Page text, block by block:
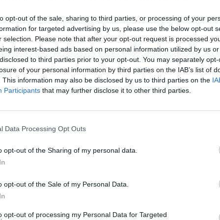
opt-out of the sale, sharing to third parties, or processing of your
for targeted advertising by us, please use the below opt-out
selection. Please note that after your opt-out request is processed
interest-based ads based on personal information utilized by us
to third parties prior to your opt-out. You may separately
of your personal information by third parties on the IAB’s list of
This information may also be disclosed by us to third parties on the
Participants that may further disclose it to other third parties.
Data Processing Opt Outs
opt-out of the Sharing of my personal data.
opt-out of the Sale of my Personal Data.
opt-out of processing my Personal Data for Targeted
εστιατόρια της
ΛΙΑΝΕΜΠΟΡΙΟ
Νέο εγχείρημα από την Βενέτης
14/05/2021 - 16:45
στην αγορά του
Νέο ΒΕΝΕΤΗ FOOD HALL στη